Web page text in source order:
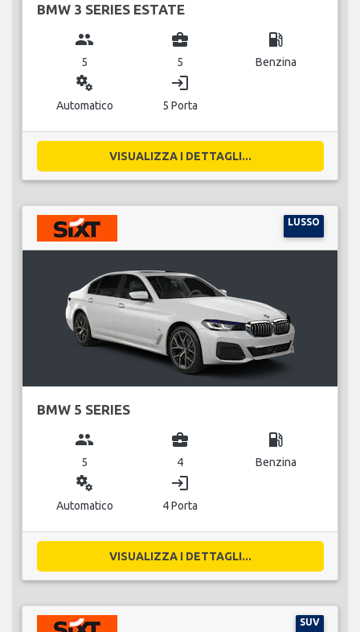
BMW 3 SERIES ESTATE
group
5
business_center
5
local_gas_station
Benzina
miscellaneous_services
Automatico
login
5 Porta
VISUALIZZA I DETTAGLI...
LUSSO
BMW 5 SERIES
group
5
business_center
4
local_gas_station
Benzina
miscellaneous_services
Automatico
login
4 Porta
VISUALIZZA I DETTAGLI...
SUV